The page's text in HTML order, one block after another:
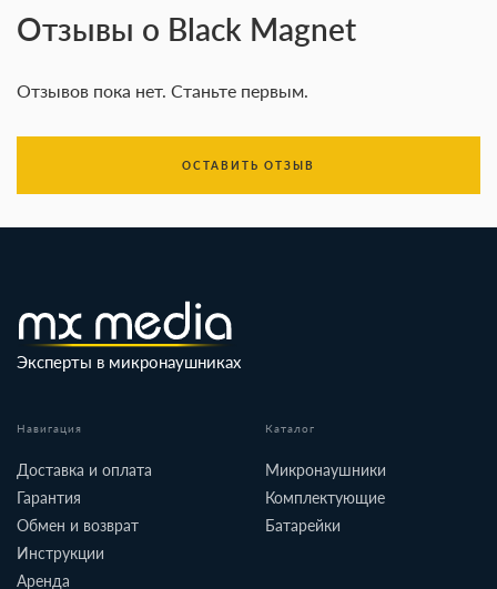
Отзывы о Black Magnet
Отзывов пока нет. Станьте первым.
ОСТАВИТЬ ОТЗЫВ
Эксперты в микронаушниках
Навигация
Доставка и оплата
Гарантия
Обмен и возврат
Инструкции
Аренда
Каталог
Микронаушники
Комплектующие
Батарейки